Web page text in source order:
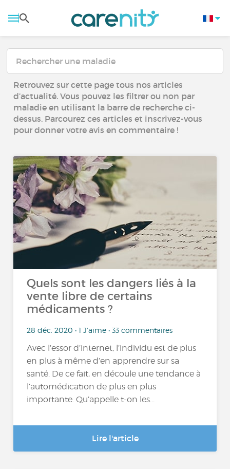
Retrouvez sur cette page tous nos articles
d’actualité. Vous pouvez les filtrer ou non par
maladie en utilisant la barre de recherche ci-
dessus. Parcourez ces articles et inscrivez-vous
pour donner votre avis en commentaire !
Quels sont les dangers liés à la
vente libre de certains
médicaments ?
28 déc. 2020 • 1 J'aime • 33 commentaires
Avec l’essor d’internet, l’individu est de plus
en plus à même d’en apprendre sur sa
santé. De ce fait, en découle une tendance à
l’automédication de plus en plus
importante. Qu’appelle t-on les...
Lire l'article